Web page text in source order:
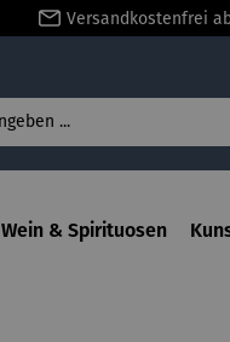
Versandkostenfrei
Wein & Spirituosen